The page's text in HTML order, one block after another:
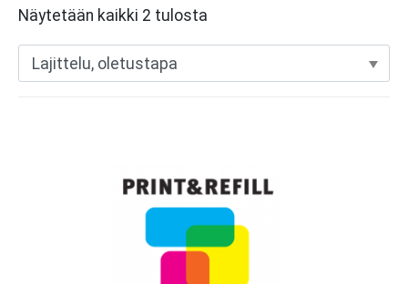
Näytetään kaikki 2 tulosta